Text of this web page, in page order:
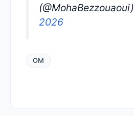
(@MohaBezzouaoui)
2026
OM